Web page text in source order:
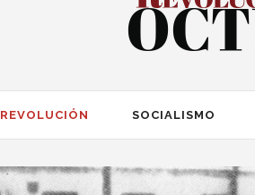
REVOLUCIÓN SOCIALISMO